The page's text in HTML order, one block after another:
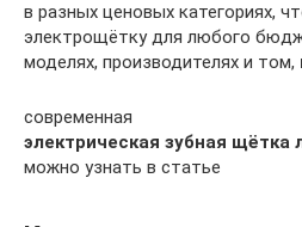
в разных ценовых категориях,
электрощётку для любого
моделях, производителях и том,
современная
электрическая зубная щётка
можно узнать в статье